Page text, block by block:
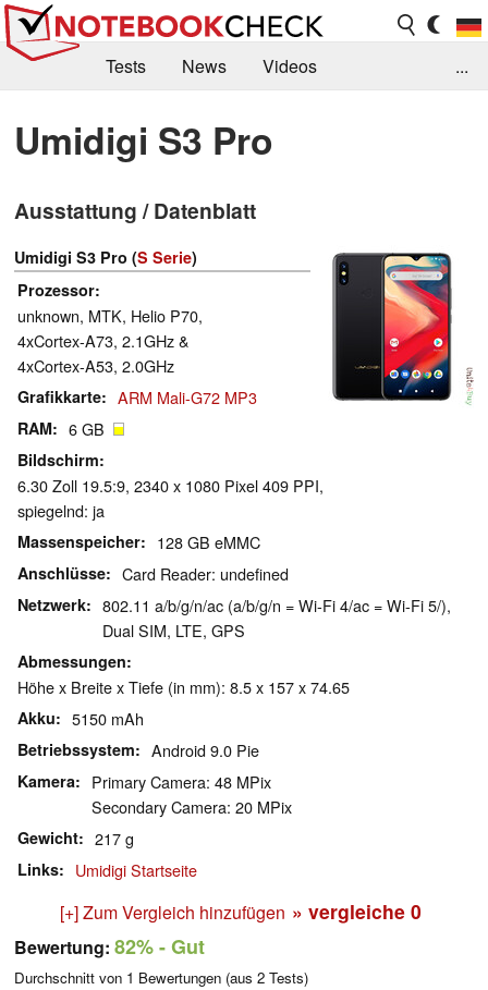
Tests News
Videos
Kaufberatung
Deals Suche
Forum
...
Umidigi S3 Pro
Ausstattung / Datenblatt
Umidigi S3 Pro (S Serie)
Prozessor
unknown, MTK, Helio P70,
4xCortex-A73, 2.1GHz &
4xCortex-A53, 2.0GHz
Grafikkarte ARM Mali-G72 MP3
RAM 6 GB
Bildschirm
6.30 Zoll 19.5:9, 2340 x 1080 Pixel 409 PPI,
spiegelnd: ja
Massenspeicher 128 GB eMMC
Anschlüsse Card Reader: undefined
Netzwerk
802.11 a/b/g/n/ac (a/b/g/n = Wi-Fi 4/ac = Wi-Fi 5/),
Dual SIM, LTE, GPS
Abmessungen
Höhe x Breite x Tiefe (in mm): 8.5 x 157 x 74.65
Akku 5150 mAh
Betriebssystem Android 9.0 Pie
Kamera
Primary Camera: 48 MPix
Secondary Camera: 20 MPix
Gewicht 217 g
Links Umidigi Startseite
[+] Zum Vergleich hinzufügen » vergleiche 0
Bewertung: 82%- Gut
Durchschnitt von 1 Bewertungen (aus 2 Tests)